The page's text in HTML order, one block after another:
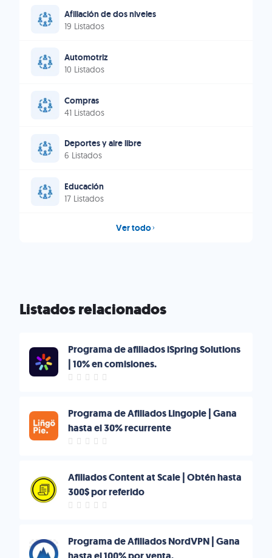
Afiliación de dos niveles
19 Listados
Automotriz
10 Listados
Compras
41 Listados
Deportes y aire libre
6 Listados
Educación
17 Listados
Ver todo
Listados relacionados
Programa de afiliados iSpring Solutions
| 10% en comisiones.
Programa de Afiliados Lingopie | Gana
hasta el 30% recurrente
Afiliados Content at Scale | Obtén hasta
300$ por referido
Programa de Afiliados NordVPN | Gana